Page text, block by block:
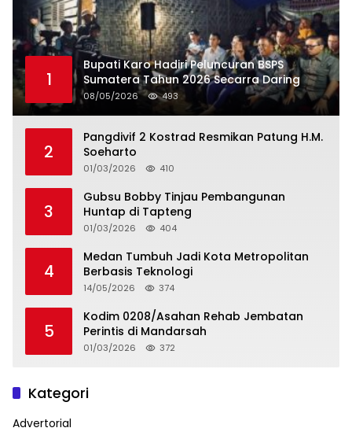
1
Bupati Karo Hadiri Peluncuran BSPS
Sumatera Tahun 2026 Secarra Daring
08/05/2026 493
2
Pangdivif 2 Kostrad Resmikan Patung H.M.
Soeharto
01/03/2026 410
3
Gubsu Bobby Tinjau Pembangunan
Huntap di Tapteng
01/03/2026 404
4
Medan Tumbuh Jadi Kota Metropolitan
Berbasis Teknologi
14/05/2026 374
5
Kodim 0208/Asahan Rehab Jembatan
Perintis di Mandarsah
01/03/2026 372
Kategori
Advertorial